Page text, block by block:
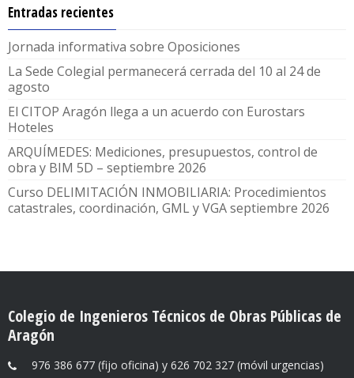
Entradas recientes
Jornada informativa sobre Oposiciones
La Sede Colegial permanecerá cerrada del 10 al 24 de
agosto
El CITOP Aragón llega a un acuerdo con Eurostars
Hoteles
ARQUÍMEDES: Mediciones, presupuestos, control de
obra y BIM 5D – septiembre 2026
Curso DELIMITACIÓN INMOBILIARIA: Procedimientos
catastrales, coordinación, GML y VGA septiembre 2026
Colegio de Ingenieros Técnicos de Obras Públicas de
Aragón
976 386 677 (fijo oficina) y 626 702 327 (móvil urgencias)